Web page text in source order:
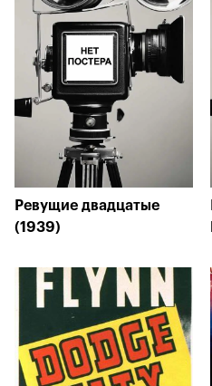
Ревущие двадцатые
(1939)